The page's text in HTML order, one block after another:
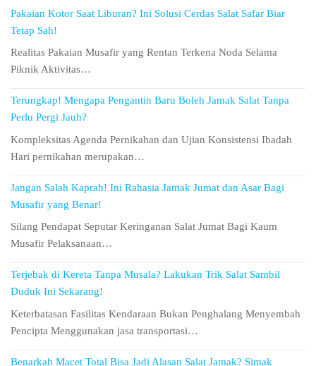
Pakaian Kotor Saat Liburan? Ini Solusi Cerdas Salat Safar Biar
Tetap Sah!
Realitas Pakaian Musafir yang Rentan Terkena Noda Selama
Piknik Aktivitas…
Terungkap! Mengapa Pengantin Baru Boleh Jamak Salat Tanpa
Perlu Pergi Jauh?
Kompleksitas Agenda Pernikahan dan Ujian Konsistensi Ibadah
Hari pernikahan merupakan…
Jangan Salah Kaprah! Ini Rahasia Jamak Jumat dan Asar Bagi
Musafir yang Benar!
Silang Pendapat Seputar Keringanan Salat Jumat Bagi Kaum
Musafir Pelaksanaan…
Terjebak di Kereta Tanpa Musala? Lakukan Trik Salat Sambil
Duduk Ini Sekarang!
Keterbatasan Fasilitas Kendaraan Bukan Penghalang Menyembah
Pencipta Menggunakan jasa transportasi…
Benarkah Macet Total Bisa Jadi Alasan Salat Jamak? Simak